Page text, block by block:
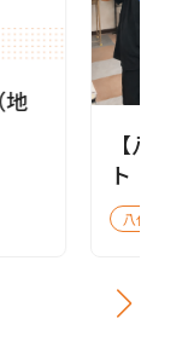
地
【八代
ト！！
八代教室